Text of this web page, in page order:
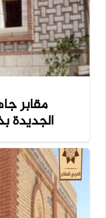
مقابر
الجديدة